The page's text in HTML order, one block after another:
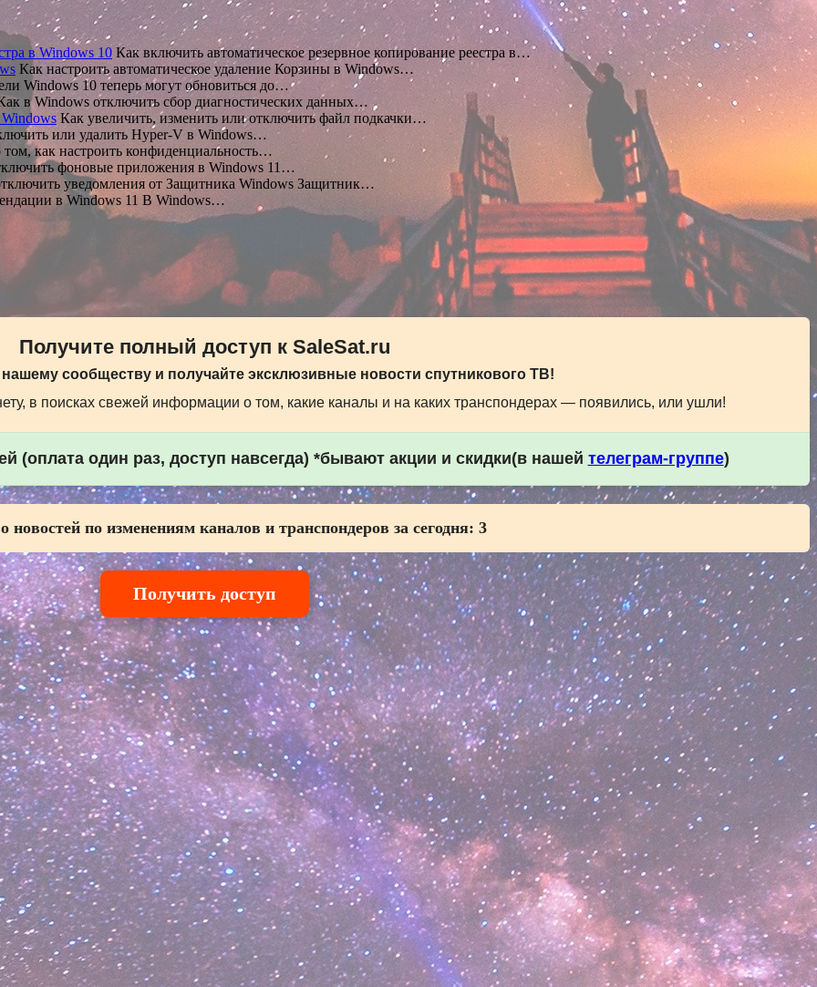
в Windows 10 Как включить автоматическое резервное копирование реестра в…
Как настроить автоматическое удаление Корзины в Windows…
Windows 10 теперь могут обновиться до…
в Windows отключить сбор диагностических данных…
Как увеличить, изменить или отключить файл подкачки…
или удалить Hyper-V в Windows…
как настроить конфиденциальность…
фоновые приложения в Windows 11…
уведомления от Защитника Windows Защитник…
в Windows 11 В Windows…
Получите полный доступ к SaleSat.ru
сообществу и получайте эксклюзивные новости спутникового ТВ!
в поисках свежей информации о том, какие каналы и на каких транспондерах — появились, или ушли!
(оплата один раз, доступ навсегда) *бывают акции и скидки(в нашей телеграм-группе)
новостей по изменениям каналов и транспондеров за сегодня: 3
Получить доступ